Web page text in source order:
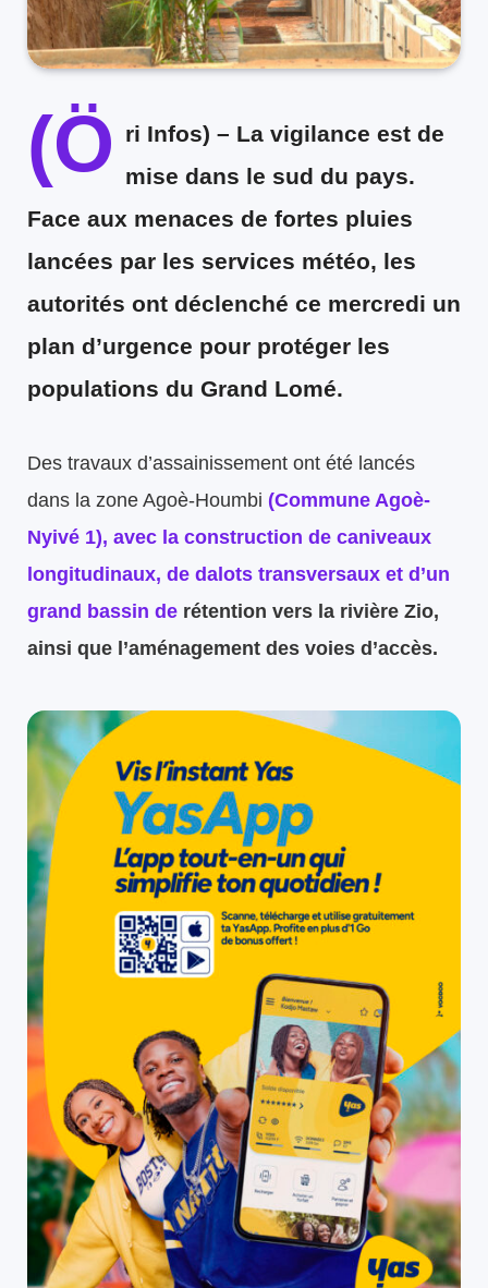
(Ö ri Infos) – La vigilance est de
mise dans le sud du pays.
Face aux menaces de fortes pluies
lancées par les services météo, les
autorités ont déclenché ce mercredi un
plan d’urgence pour protéger les
populations du Grand Lomé.
Des travaux d’assainissement ont été lancés
dans la zone Agoè-Houmbi (Commune Agoè-
Nyivé 1), avec la construction de caniveaux
longitudinaux, de dalots transversaux et d’un
grand bassin de rétention vers la rivière Zio,
ainsi que l’aménagement des voies d’accès.